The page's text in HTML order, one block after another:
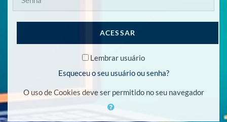
ACESSAR
Lembrar usuário
Esqueceu o seu usuário ou senha?
O uso de Cookies deve ser permitido no seu navegador